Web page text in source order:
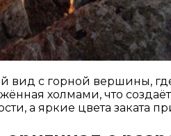
вид с горной вершины,
холмами, что
а яркие цвета заката